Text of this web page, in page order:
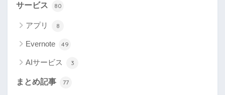
サービス 80
アプリ 8
Evernote 49
AIサービス 3
まとめ記事 77